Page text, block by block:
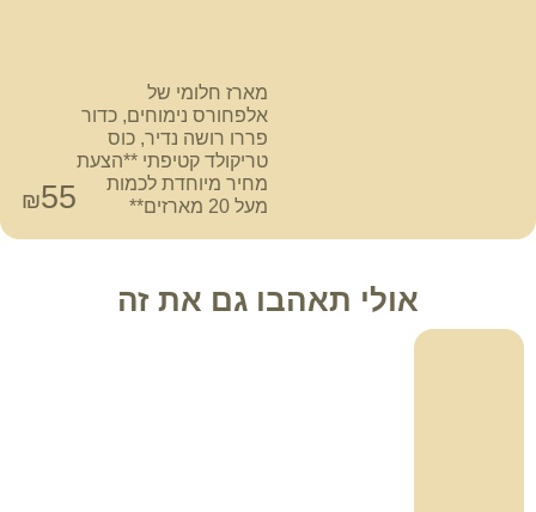
מארז חלומי של
אלפחורס נימוחים, כדור
פררו רושה נדיר, כוס
טריקולד קטיפתי **הצעת
מחיר מיוחדת לכמות
מעל 20 מארזים**
₪55
אולי תאהבו גם את זה